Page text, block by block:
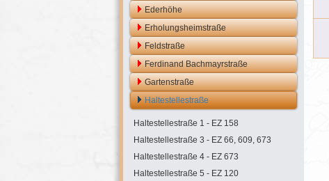
Ederhöhe
Erholungsheimstraße
Feldstraße
Ferdinand Bachmayrstraße
Gartenstraße
Haltestellestraße
Haltestellestraße 1 - EZ 158
Haltestellestraße 3 - EZ 66, 609, 673
Haltestellestraße 4 - EZ 673
Haltestellestraße 5 - EZ 120